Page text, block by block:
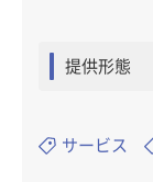
提供形態
サービス